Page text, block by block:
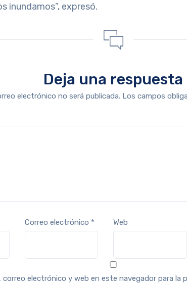
inundamos”, expresó.
Deja una respuesta
electrónico no será publicada. Los campos
Correo electrónico * Web
correo electrónico y web en este navegador para la